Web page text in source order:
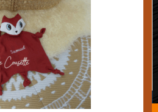
en pâte à sel
WordPress| theme